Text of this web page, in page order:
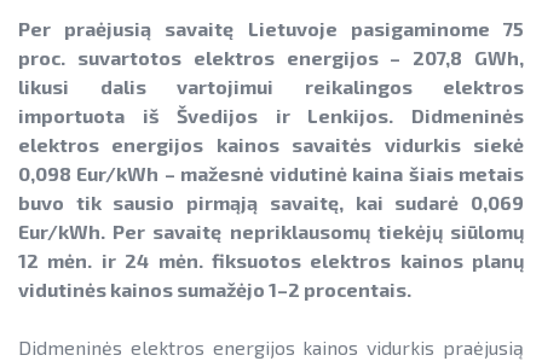
► PARAMA ENERGIJOS KAUPIMO
ĮRENGINIAMS
► PARAMA SAULĖS ELEKTRINĖMS
SAUSUMOJE
Reklaminiai paveikslėliai (baneriai)
paramai viešinti
Energetikos bendrijos
Jūrinės vėjo energetikos plėtra
Vandenilis
Pažangos skatinant AEI plėtrą
ataskaitos ir kiti dokumentai
AEI transporte
įrenginius
NEKS veiksmų plano įgyvendinimo
stebėsena
Energetika išsamiai
Elektros energetikos sektorius
Gamtinių dujų sektorius
Degalų ir naftos sektorius
Kelių transporto sektorius
Šilumos energijos ir biokuro sektorius
Informacija apie paslaugų teikimą
LIFE IP EnerLIT
ENSMOV Plus
PA Energy
CompositeCircle
EVE didinimo veiksmų planas
Pažangos įgyvendinant EVE tikslus
Per praėjusią savaitę Lietuvoje pasigaminome 75
proc. suvartotos elektros energijos – 207,8 GWh,
likusi dalis vartojimui reikalingos elektros
importuota iš Švedijos ir Lenkijos. Didmeninės
elektros energijos kainos savaitės vidurkis siekė
0,098 Eur/kWh – mažesnė vidutinė kaina šiais metais
buvo tik sausio pirmąją savaitę, kai sudarė 0,069
Eur/kWh. Per savaitę nepriklausomų tiekėjų siūlomų
12 mėn. ir 24 mėn. fiksuotos elektros kainos planų
vidutinės kainos sumažėjo 1–2 procentais.
Didmeninės elektros energijos kainos vidurkis praėjusią